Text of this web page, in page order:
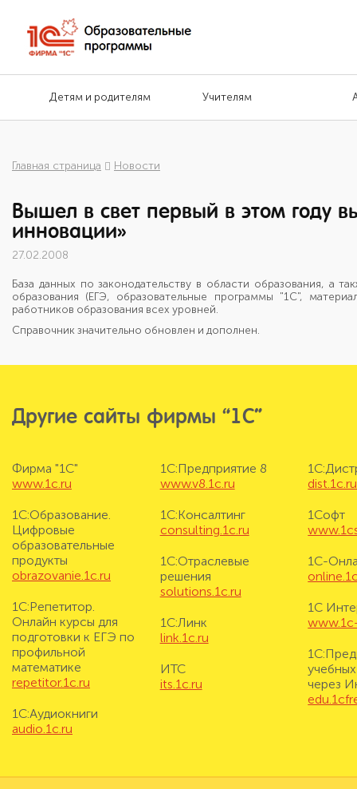
Детям и родителям Учителям
Главная страница Новости
Вышел в свет первый в этом году
инновации»
27.02.2008
База данных по законодательству в области образования, а
образования (ЕГЭ, образовательные программы "1С",
работников образования всех уровней.
Справочник значительно обновлен и дополнен.
Другие сайты фирмы “1С”
Фирма "1С"
www.1c.ru
1С:Образование.
Цифровые
образовательные
продукты
obrazovanie.1c.ru
1С:Репетитор.
Онлайн курсы для
подготовки к ЕГЭ по
профильной
математике
repetitor.1c.ru
1С:Аудиокниги
audio.1c.ru
1С:Предприятие 8
www.v8.1c.ru
1С:Консалтинг
consulting.1c.ru
1С:Отраслевые
решения
solutions.1c.ru
1С:Линк
link.1c.ru
ИТС
its.1c.ru
dist.1c.ru
1Софт
1С-
1С
через